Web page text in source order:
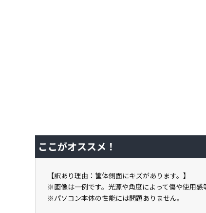
ここがオススメ！
【訳あり理由：筐体側面にキズがあります。】
※画像は一例です。光源や角度によって傷や使用感
※パソコン本体の性能には問題ありません。